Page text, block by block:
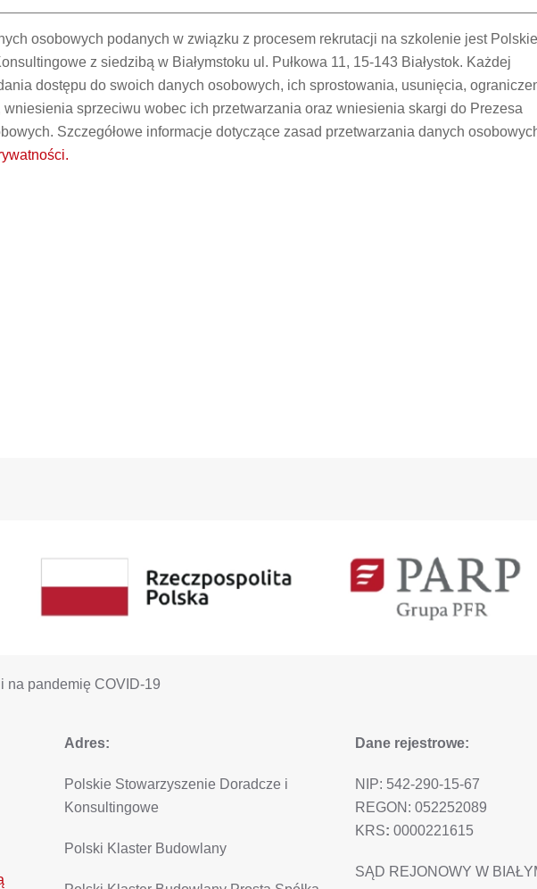
osobowych podanych w związku z procesem rekrutacji na szkolenie jest Polskie
z siedzibą w Białymstoku ul. Pułkowa 11, 15-143 Białystok. Każdej
dostępu do swoich danych osobowych, ich sprostowania, usunięcia,
sprzeciwu wobec ich przetwarzania oraz wniesienia skargi do Prezesa
Szczegółowe informacje dotyczące zasad przetwarzania danych
na pandemię COVID-19
Adres:
Polskie Stowarzyszenie Doradcze i
Konsultingowe
Polski Klaster Budowlany
Dane rejestrowe:
NIP: 542-290-15-67
REGON: 052252089
KRS: 0000221615
SĄD REJONOWY W